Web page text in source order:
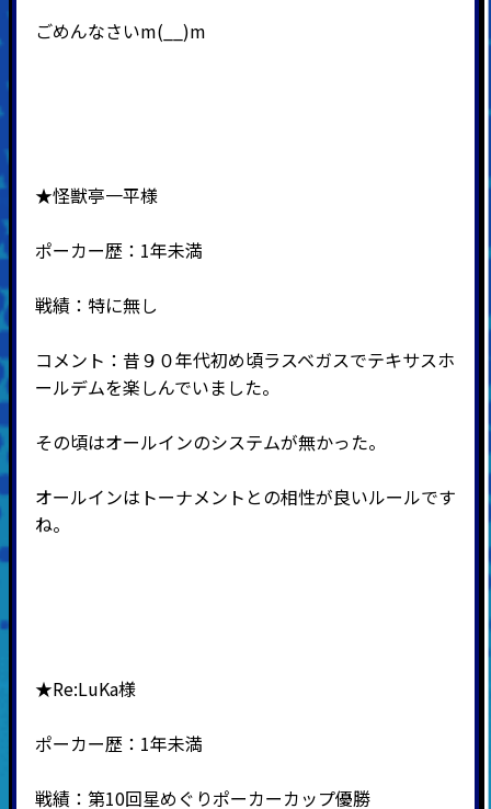
ごめんなさいm(__)m
★怪獣亭一平様
ポーカー歴：1年未満
戦績：特に無し
コメント：昔９０年代初め頃ラスベガスでテキサスホ
ールデムを楽しんでいました。
その頃はオールインのシステムが無かった。
オールインはトーナメントとの相性が良いルールです
ね。
★Re:LuKa様
ポーカー歴：1年未満
戦績：第10回星めぐりポーカーカップ優勝